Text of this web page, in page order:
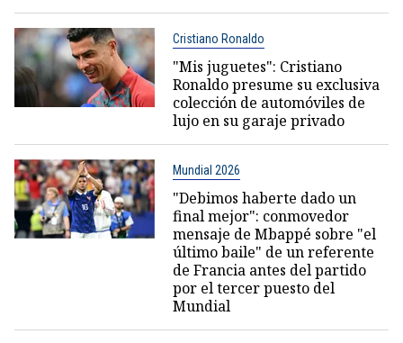
Cristiano Ronaldo
"Mis juguetes": Cristiano
Ronaldo presume su exclusiva
colección de automóviles de
lujo en su garaje privado
Mundial 2026
"Debimos haberte dado un
final mejor": conmovedor
mensaje de Mbappé sobre "el
último baile" de un referente
de Francia antes del partido
por el tercer puesto del
Mundial